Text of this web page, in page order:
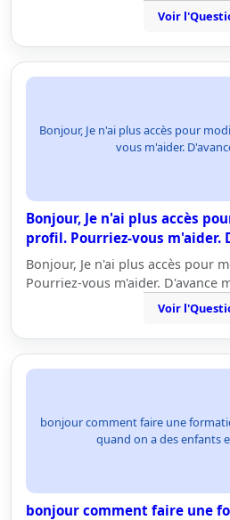
Voir
Bonjour, Je n'ai plus accès pour
vous m'aider.
Bonjour, Je n'ai plus accès
profil. Pourriez-vous m'aider.
Bonjour, Je n'ai plus accès pour
Pourriez-vous m'aider. D'avance
Voir
bonjour comment faire une
quand on a des enfants
bonjour comment faire une